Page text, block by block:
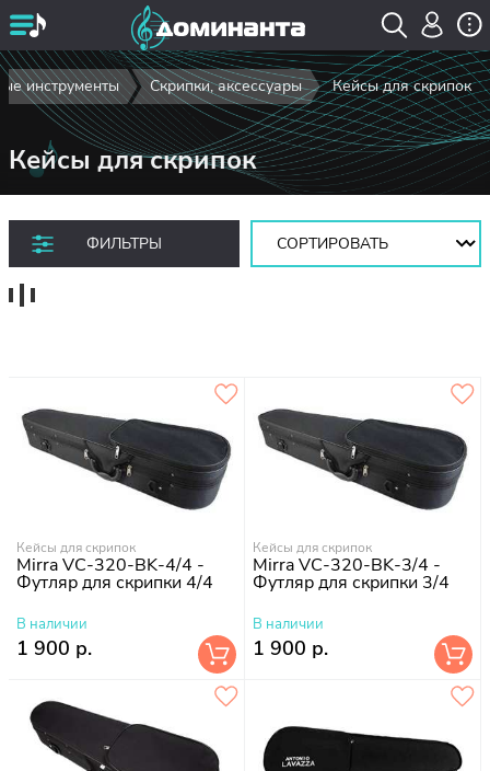
инструменты Скрипки, аксессуары Кейсы для скрипок
Кейсы для скрипок
ФИЛЬТРЫ
Сортировать:
Кейсы для скрипок
Mirra VC-320-BK-4/4 -
Футляр для скрипки 4/4
В наличии
1 900 р.
Кейсы для скрипок
Mirra VC-320-BK-3/4 -
Футляр для скрипки 3/4
В наличии
1 900 р.